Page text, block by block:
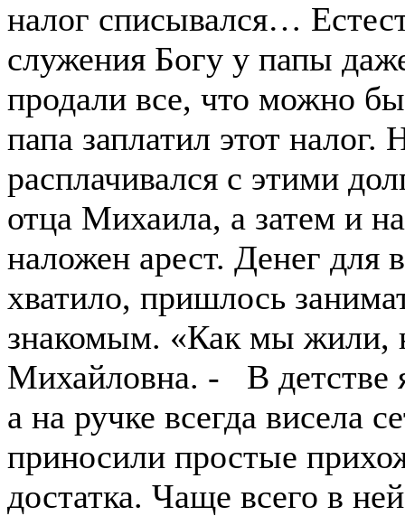
налог списывался…
служения Богу у папы
продали все, что можно
папа заплатил этот
расплачивался с этими
отца Михаила, а затем и
наложен арест. Денег для
хватило, пришлось
знакомым. «Как мы жили,
Михайловна. - В детстве
а на ручке всегда висела
приносили простые
достатка. Чаще всего в